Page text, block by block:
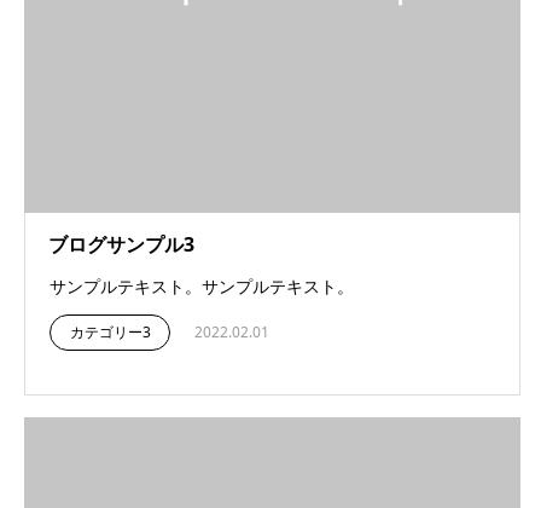
ブログサンプル3
サンプルテキスト。サンプルテキスト。
カテゴリー3 2022.02.01